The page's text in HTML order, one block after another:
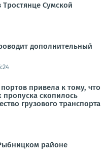
Сумской
дополнительный
привела к тому, что
пропуска скопилось
грузового транспорта
районе